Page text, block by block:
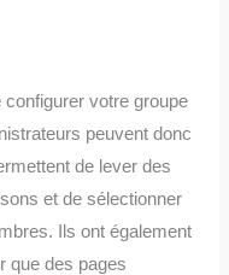
votre groupe
peuvent donc
de lever des
et de sélectionner
Ils ont également
que des pages